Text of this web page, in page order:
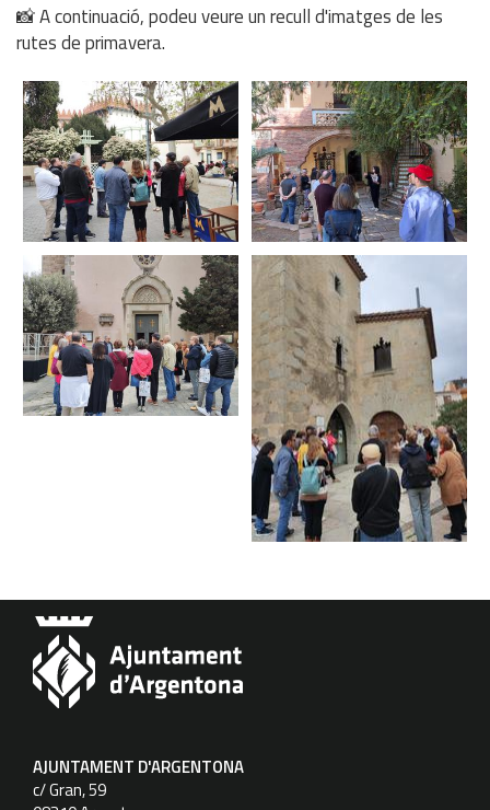
📸 A continuació, podeu veure un recull d'imatges de les
rutes de primavera.
AJUNTAMENT D'ARGENTONA
c/ Gran, 59